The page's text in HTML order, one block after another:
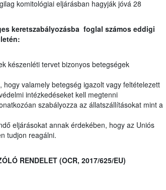
komitológiai eljárásban hagyják jóvá 28
keretszabályozásba foglal számos eddigi
készenléti tervet bizonyos betegségek
valamely betegség igazolt vagy feltételezett
intézkedéseket kell megtenni
szabályozza az állatszállításokat mint a
eljárásokat annak érdekében, hogy az Uniós
tudjon reagálni.
RENDELET (OCR, 2017/625/EU)